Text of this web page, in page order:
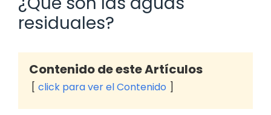
residuales?
Contenido de este Artículos
click para ver el Contenido